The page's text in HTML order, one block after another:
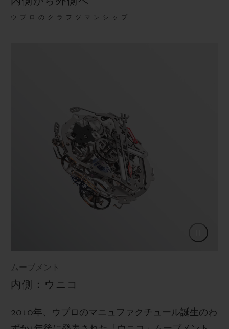
ウブロのクラフツマンシップ
ムーブメント
内側：ウニコ
2010年、ウブロのマニュファクチュール誕生のわ